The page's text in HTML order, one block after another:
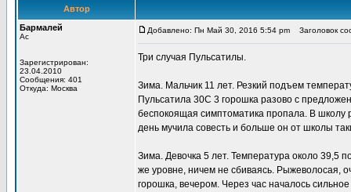
Автор
Бармалей
Ас
Зарегистрирован:
23.04.2010
Сообщения: 401
Откуда: Москва
Добавлено: Пн Май 30, 2016 5:54 pm Заголовок
Три случая Пульсатилы.
Зима. Мальчик 11 лет. Резкий подъем
Пульсатила 30С 3 горошка разово с
беспокоящая симптоматика пропала. В школу
день мучила совесть и больше он от школы
Зима. Девочка 5 лет. Температура около 39,5
же уровне, ничем не сбиваясь. Рыжеволосая,
горошка, вечером. Через час началось